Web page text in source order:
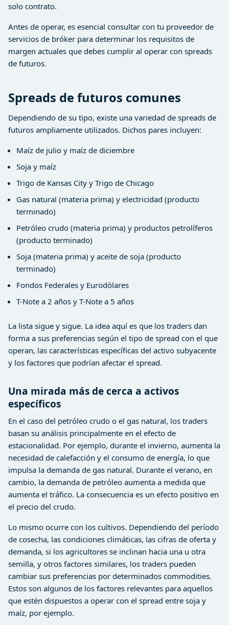
solo contrato.
Antes de operar, es esencial consultar con tu proveedor de
servicios de bróker para determinar los requisitos de
margen actuales que debes cumplir al operar con spreads
de futuros.
Spreads de futuros comunes
Dependiendo de su tipo, existe una variedad de spreads de
futuros ampliamente utilizados. Dichos pares incluyen:
Maíz de julio y maíz de diciembre
Soja y maíz
Trigo de Kansas City y Trigo de Chicago
Gas natural (materia prima) y electricidad (producto
terminado)
Petróleo crudo (materia prima) y productos petrolíferos
(producto terminado)
Soja (materia prima) y aceite de soja (producto
terminado)
Fondos Federales y Eurodólares
T-Note a 2 años y T-Note a 5 años
La lista sigue y sigue. La idea aquí es que los traders dan
forma a sus preferencias según el tipo de spread con el que
operan, las características específicas del activo subyacente
y los factores que podrían afectar el spread.
Una mirada más de cerca a activos
específicos
En el caso del petróleo crudo o el gas natural, los traders
basan su análisis principalmente en el efecto de
estacionalidad. Por ejemplo, durante el invierno, aumenta la
necesidad de calefacción y el consumo de energía, lo que
impulsa la demanda de gas natural. Durante el verano, en
cambio, la demanda de petróleo aumenta a medida que
aumenta el tráfico. La consecuencia es un efecto positivo en
el precio del crudo.
Lo mismo ocurre con los cultivos. Dependiendo del período
de cosecha, las condiciones climáticas, las cifras de oferta y
demanda, si los agricultores se inclinan hacia una u otra
semilla, y otros factores similares, los traders pueden
cambiar sus preferencias por determinados commodities.
Estos son algunos de los factores relevantes para aquellos
que estén dispuestos a operar con el spread entre soja y
maíz, por ejemplo.